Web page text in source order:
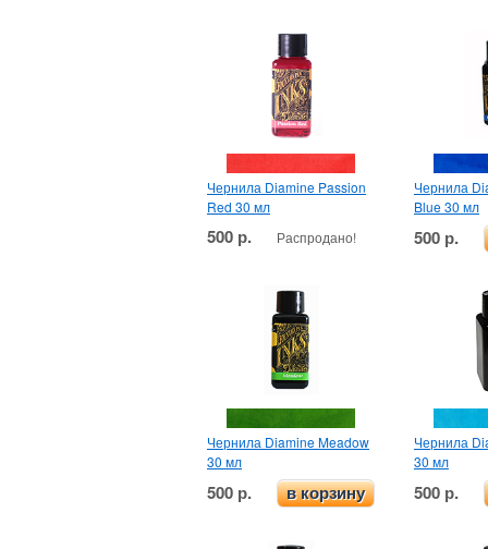
Чернила Diamine Passion
Red 30 мл
500 р. Распродано!
Чернила
Blue 30 мл
500 р.
Чернила Diamine Meadow
30 мл
500 р. в корзину
Чернила
30 мл
500 р.